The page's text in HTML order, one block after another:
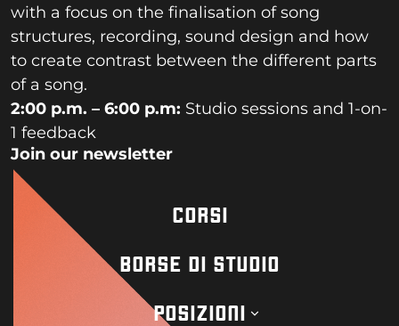
CORSI
BORSE DI STUDIO
POSIZIONI
with a focus on the finalisation of song
structures, recording, sound design and how
to create contrast between the different parts
of a song.
2:00 p.m. – 6:00 p.m: Studio sessions and 1-on-
1 feedback
Join our newsletter
By clicking “Register” you agree to the terms and conditions.